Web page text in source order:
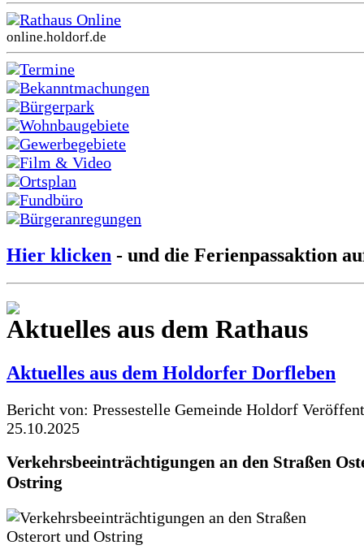
Rathaus Online
online.holdorf.de
Termine
Bekanntmachungen
Bürgerpark
Wohnbaugebiete
Gewerbegebiete
Film & Video
Ortsplan
Fundbüro
Bürgeranregungen
Hier klicken - und die Ferienpassaktion
Aktuelles aus dem Rathaus
Aktuelles aus dem Holdorfer Dorfleben
Bericht von: Pressestelle Gemeinde Holdorf
25.10.2025
Verkehrsbeeinträchtigungen an den Straßen
Ostring